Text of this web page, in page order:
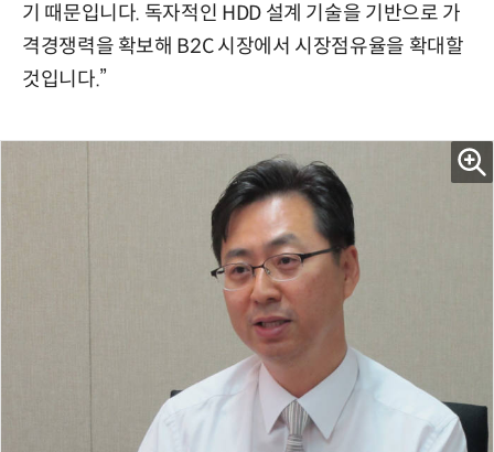
기 때문입니다. 독자적인 HDD 설계 기술을 기반으로 가
격경쟁력을 확보해 B2C 시장에서 시장점유율을 확대할
것입니다.”